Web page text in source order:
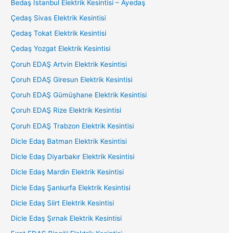
Bedaş İstanbul Elektrik Kesintisi – Ayedaş
Çedaş Sivas Elektrik Kesintisi
Çedaş Tokat Elektrik Kesintisi
Çedaş Yozgat Elektrik Kesintisi
Çoruh EDAŞ Artvin Elektrik Kesintisi
Çoruh EDAŞ Giresun Elektrik Kesintisi
Çoruh EDAŞ Gümüşhane Elektrik Kesintisi
Çoruh EDAŞ Rize Elektrik Kesintisi
Çoruh EDAŞ Trabzon Elektrik Kesintisi
Dicle Edaş Batman Elektrik Kesintisi
Dicle Edaş Diyarbakır Elektrik Kesintisi
Dicle Edaş Mardin Elektrik Kesintisi
Dicle Edaş Şanlıurfa Elektrik Kesintisi
Dicle Edaş Siirt Elektrik Kesintisi
Dicle Edaş Şırnak Elektrik Kesintisi